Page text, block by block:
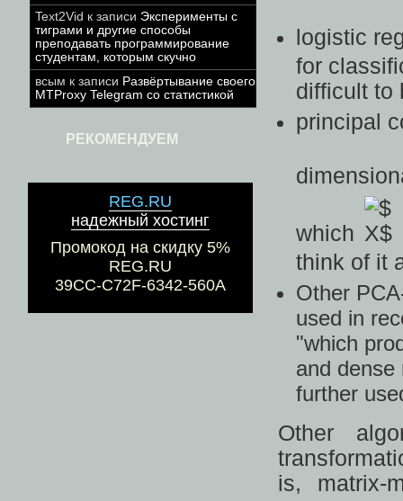
Text2Vid к записи Эксперименты с
тиграми и другие способы
преподавать программирование
студентам, которым скучно
всым к записи Развёртывание своего
MTProxy Telegram со статистикой
РЕКОМЕНДУЕМ
REG.RU
надежный хостинг
Промокод на скидку 5%
REG.RU
39CC-C72F-6342-560A
logistic
for
difficult to
principal
which
think of it
Other
used in
"which
and
further
Other
is, matrix-